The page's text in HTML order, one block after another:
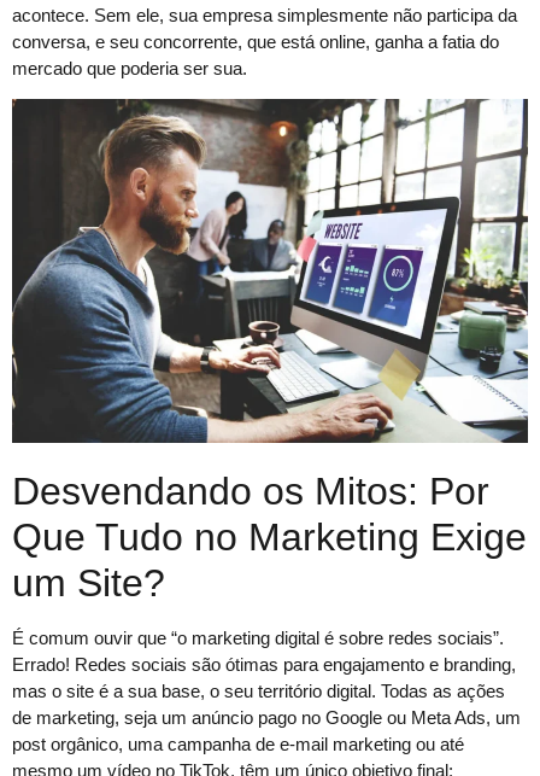
acontece. Sem ele, sua empresa simplesmente não participa da
conversa, e seu concorrente, que está online, ganha a fatia do
mercado que poderia ser sua.
Desvendando os Mitos: Por
Que Tudo no Marketing Exige
um Site?
É comum ouvir que “o marketing digital é sobre redes sociais”.
Errado! Redes sociais são ótimas para engajamento e branding,
mas o site é a sua base, o seu território digital. Todas as ações
de marketing, seja um anúncio pago no Google ou Meta Ads, um
post orgânico, uma campanha de e-mail marketing ou até
mesmo um vídeo no TikTok, têm um único objetivo final: